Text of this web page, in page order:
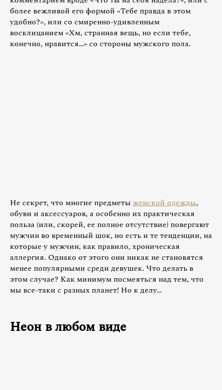
более вежливой его формой «Тебе правда в этом
удобно?», или со смиренно-удивленным
восклицанием «Хм, странная вещь, но если тебе,
конечно, нравится…» со стороны мужского пола.
Не секрет, что многие предметы женской одежды,
обуви и аксессуаров, а особенно их практическая
польза (или, скорей, ее полное отсутствие) повергают
мужчин во временный шок, но есть и те тенденции, на
которые у мужчин, как правило, хроническая
аллергия. Однако от этого они никак не становятся
менее популярными среди девушек. Что делать в
этом случае? Как минимум посмеяться над тем, что
мы все-таки с разных планет! Но к делу…
Неон в любом виде